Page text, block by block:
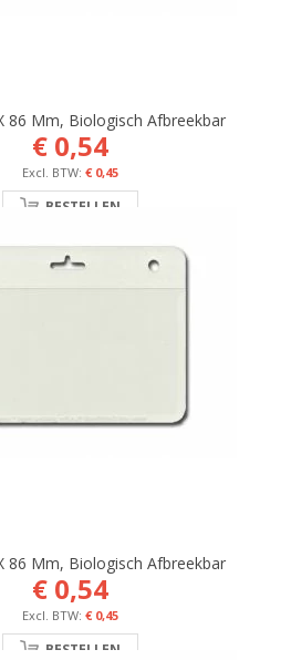
86 Mm, Biologisch Afbreekbar
€ 0,54
€ 0,45
BESTELLEN
86 Mm, Biologisch Afbreekbar
€ 0,54
€ 0,45
BESTELLEN